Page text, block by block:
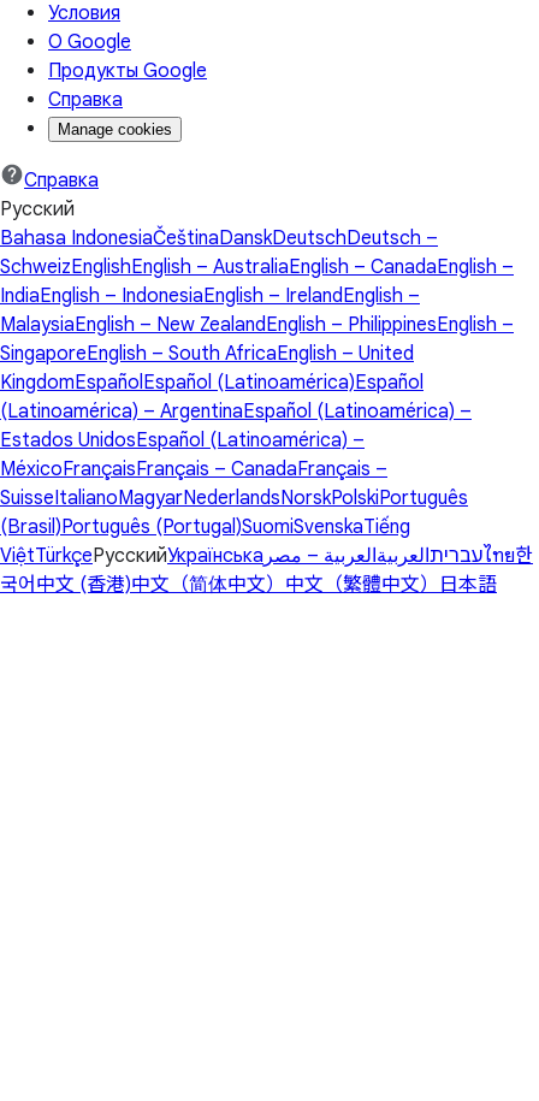
Условия
О Google
Продукты Google
Справка
Manage cookies
Справка
Русский
Bahasa IndonesiaČeštinaDanskDeutschDeutsch –
SchweizEnglishEnglish – AustraliaEnglish – CanadaEnglish –
IndiaEnglish – IndonesiaEnglish – IrelandEnglish –
MalaysiaEnglish – New ZealandEnglish – PhilippinesEnglish –
SingaporeEnglish – South AfricaEnglish – United
KingdomEspañolEspañol (Latinoamérica)Español
(Latinoamérica) – ArgentinaEspañol (Latinoamérica) –
Estados UnidosEspañol (Latinoamérica) –
MéxicoFrançaisFrançais – CanadaFrançais –
SuisseItalianoMagyarNederlandsNorskPolskiPortuguês
(Brasil)Português (Portugal)SuomiSvenskaTiếng
ViệtTürkçeРусскийУкраїнська עבריתالعربيةالعربية – مصر ไทย한
국어 中文 (香港)中文（简体中文） 中文（繁體中文） 日本語